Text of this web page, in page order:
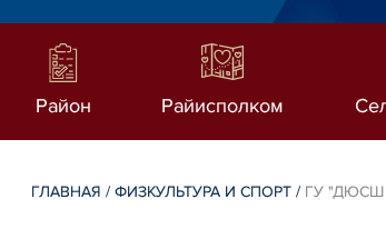
Район Райисполком
ГЛАВНАЯ /ФИЗКУЛЬТУРА И СПОРТ / ГУ "ДЮСШ